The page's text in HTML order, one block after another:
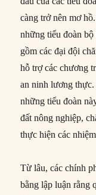
càng trở nên mơ
những tiểu đoàn
gồm các đại đội
hỗ trợ các chương
an ninh lương
những tiểu đoàn
đất nông nghiệp,
thực hiện các
Từ lâu, các chính
bằng lập luận rằng